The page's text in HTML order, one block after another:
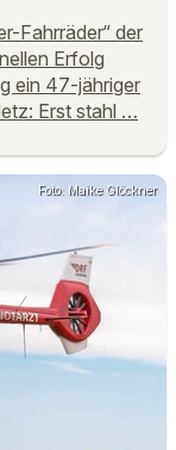
Fahrräder“ der
Erfolg
ein 47-jähriger
Erst stahl …
Foto: Maike Glöckner